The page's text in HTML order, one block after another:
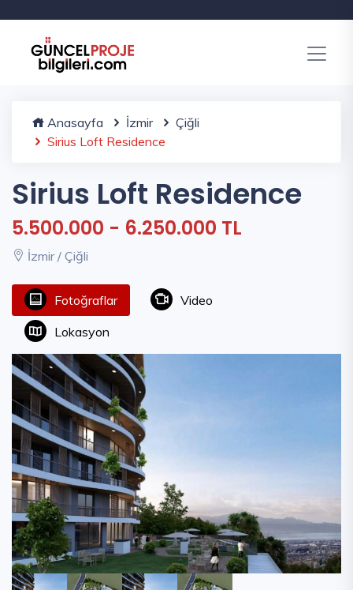
Anasayfa İzmir
Çiğli
Sirius Loft Residence
Sirius Loft Residence
5.500.000 - 6.250.000 TL
İzmir / Çiğli
Fotoğraflar
Video
Lokasyon